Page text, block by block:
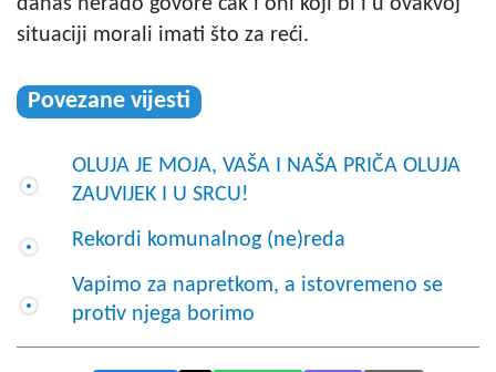
situaciji morali imati što za reći.
Povezane vijesti
OLUJA JE MOJA, VAŠA I NAŠA PRIČA OLUJA
ZAUVIJEK I U SRCU!
Rekordi komunalnog (ne)reda
Vapimo za napretkom, a istovremeno se
protiv njega borimo